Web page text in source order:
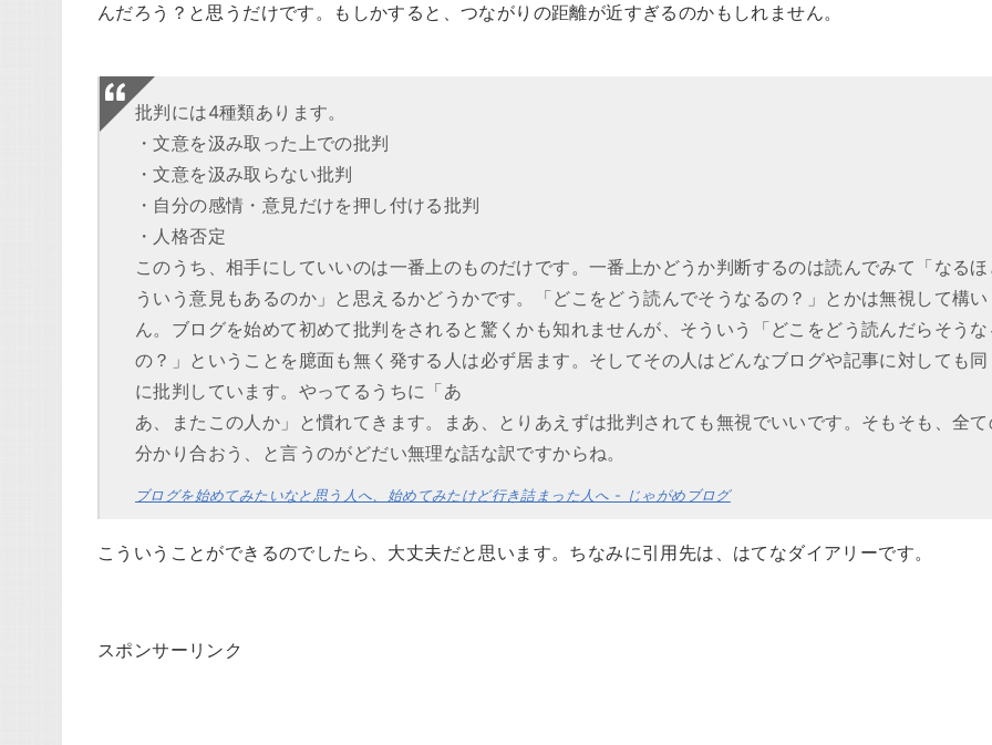
んだろう？と思うだけです。もしかすると、つながりの距離が近すぎるのかもしれません。
批判には4種類あります。
・文意を汲み取った上での批判
・文意を汲み取らない批判
・自分の感情・意見だけを押し付ける批判
・人格否定
このうち、相手にしていいのは一番上のものだけです。一番上かどうか判断するのは読んでみて「なる
ういう意見もあるのか」と思えるかどうかです。「どこをどう読んでそうなるの？」とかは無視して構
ん。ブログを始めて初めて批判をされると驚くかも知れませんが、そういう「どこをどう読んだらそう
の？」ということを臆面も無く発する人は必ず居ます。そしてその人はどんなブログや記事に対しても
に批判しています。やってるうちに「あ
あ、またこの人か」と慣れてきます。まあ、とりあえずは批判されても無視でいいです。そもそも、全
分かり合おう、と言うのがどだい無理な話な訳ですからね。
ブログを始めてみたいなと思う人へ、始めてみたけど行き詰まった人へ - じゃがめブログ
こういうことができるのでしたら、大丈夫だと思います。ちなみに引用先は、はてなダイアリーです。
スポンサーリンク